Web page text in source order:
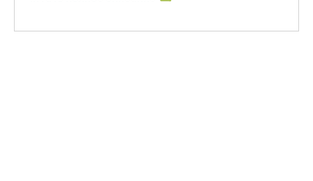
пород и грунтов и учетом фактора времени в